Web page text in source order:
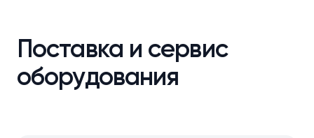
Поставка и сервис
оборудования